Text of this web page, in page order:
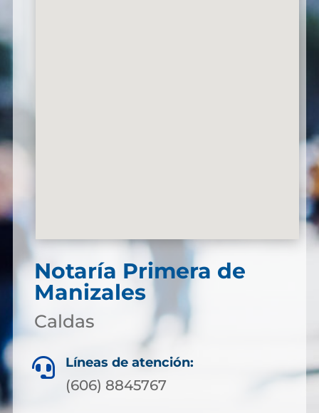
Notaría Primera de
Manizales
Caldas
 Líneas de atención:
(606) 8845767